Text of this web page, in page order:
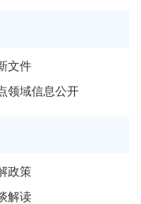
文件
领域信息公开
政策
解读